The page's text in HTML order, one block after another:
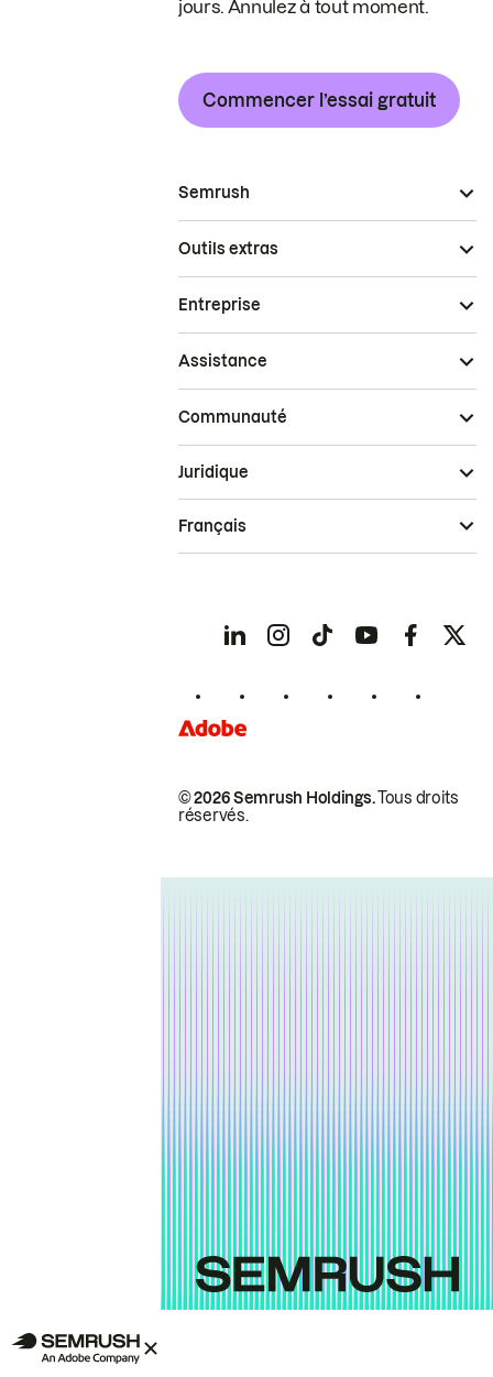
jours. Annulez à tout moment.
Commencer l’essai gratuit
Semrush
Outils extras
Entreprise
Assistance
Communauté
© 2026 Semrush Holdings.Tous droits
réservés.
Juridique
Français